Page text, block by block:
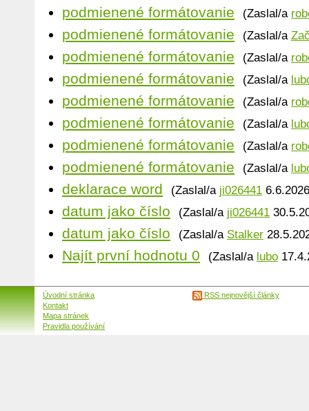
podmienené formátovanie
(Zaslal/a
podmienené formátovanie (Zaslal/a
podmienené formátovanie (Zaslal/a
podmienené formátovanie (Zaslal/a
podmienené formátovanie (Zaslal/a
podmienené formátovanie (Zaslal/a
podmienené formátovanie (Zaslal/a
podmienené formátovanie (Zaslal/a
deklarace word (Zaslal/a ji026441
datum jako číslo (Zaslal/a ji026441
datum jako číslo (Zaslal/a Stalker
Najít první hodnotu 0 (Zaslal/a lubo
Úvodní stránka
Kontakt
Mapa stránek
Pravidla používání
RSS nejnovější články